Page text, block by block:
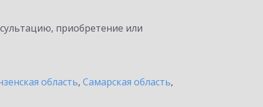
приобретение или
область, Самарская область,